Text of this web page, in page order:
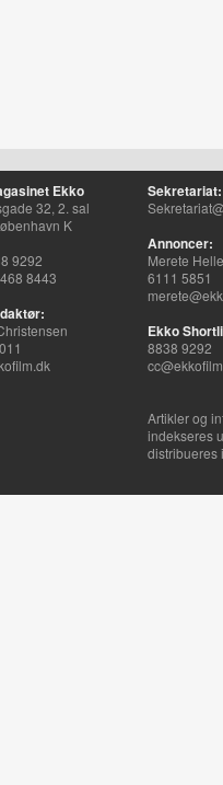
Ekko
32, 2. sal
K
9292
8443
Sekretariat:
Annoncer:
Merete
6111 5851
Ekko
8838 9292
Artikler og
indekseres
distribueres